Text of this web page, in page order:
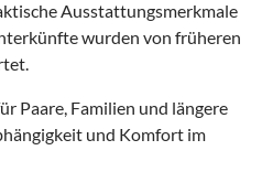
Ausstattungsmerkmale
wurden von früheren
Paare, Familien und längere
und Komfort im